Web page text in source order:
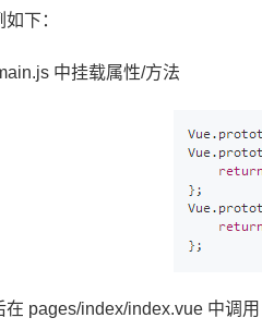
如下：
中挂载属性/方法
在 pages/index/index.vue 中调用